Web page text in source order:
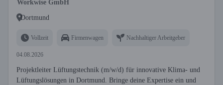
Workwise GmbH
Dortmund
Vollzeit Firmenwagen Nachhaltiger Arbeitgeber
04.08.2026
Projektleiter Lüftungstechnik (m/w/d) für innovative Klima- und
Lüftungslösungen in Dortmund. Bringe deine Expertise ein und